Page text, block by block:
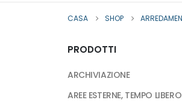
CASA SHOP
PRODOTTI
ARCHIVIAZIONE
AREE ESTERNE, TEMPO